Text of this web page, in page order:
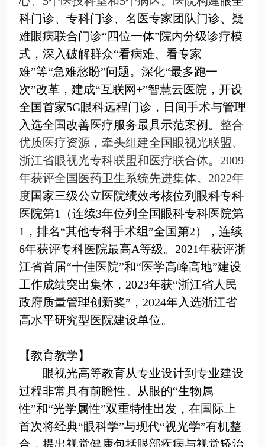
科门诊、专科门诊、名医专家团队门诊、疑
难眼病联合门诊“四位一体”院内分级诊疗模
式，深入破解群众“看病难、看专家
难”等“急难愁盼”问题。深化“最多跑一
次”改革，建成“互联网+”智慧云医院，开设
全国首家5G眼科远程门诊，日间手术与管理
入选全国改善医疗服务最具示范案例。 整合
优质医疗资源 ，牵头组建全国眼视光联盟、
浙江省眼视光专科联盟和医疗联合体。 2009
年获评全国医药卫生系统先进集体。 2022年
度国家三级公立医院绩效考核位列眼科专科
医院第1 （连续3年位列全国眼科专科医院第
1，排名“其他专科手术组”全国第2）
，连续
6年获评专科医院最高A等级。 2021年获评浙
江省首届“十佳医院”和“医学高峰高地”建设
工作成绩突出集体， 2023年获“浙江省人民
政府质量管理创新奖”， 2024年入选浙江省
高水平研究型医院建设单位。
【教育教学】
眼视光高等教育从专业设计到专业建设
过程非常具有前瞻性。从眼的“生物属
性”和“光学属性”双重特性出发，在国际上
首次将经典“眼科学”与现代“视光学”有机整
合，提出视觉健康包括眼部疾病与视觉矫治